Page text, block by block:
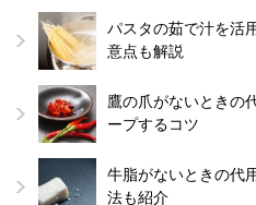
パスタの茹で汁を活
意点も解説
鷹の爪がないときの
ープするコツ
牛脂がないときの代
法も紹介